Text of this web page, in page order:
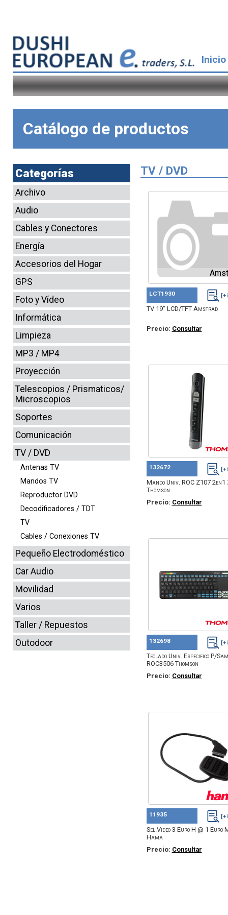
Inicio
Catálogo de productos
Categorías
Archivo
Audio
Cables y Conectores
Energía
Accesorios del Hogar
GPS
Foto y Vídeo
Informática
Limpieza
MP3 / MP4
Proyección
Telescopios / Prismaticos/
Microscopios
Soportes
Comunicación
TV / DVD
Antenas TV
Mandos TV
Reproductor DVD
Decodificadores / TDT
TV
Cables / Conexiones TV
Pequeño Electrodoméstico
Car Audio
Movilidad
Varios
Taller / Repuestos
Outodoor
TV / DVD
LCT1930
TV 19" LCD/TFT Amstrad
Precio: Consultar
132672
Mando Univ. ROC Z107 2en1
Thomson
Precio: Consultar
132698
Teclado Univ. Especifico P/
ROC3506 Thomson
Precio: Consultar
11935
Sel.Video 3 Euro H @ 1 Euro
Hama
Precio: Consultar